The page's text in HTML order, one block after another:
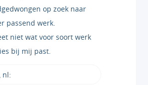
op zoek naar
passend werk.
niet wat voor soort werk
bij mij past.